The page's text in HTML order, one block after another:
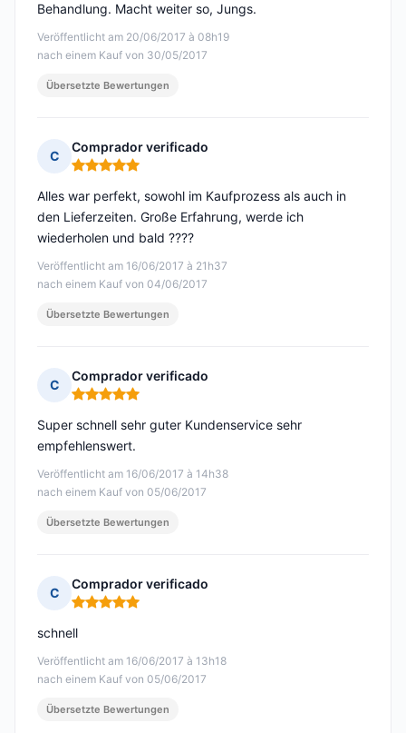
Veröffentlicht am 20/06/2017 à 08h19
nach einem Kauf von 30/05/2017
Behandlung. Macht weiter so, Jungs.
Übersetzte Bewertungen
C
Comprador verificado
Hinweis: 5 von 5
Veröffentlicht am 16/06/2017 à 21h37
nach einem Kauf von 04/06/2017
Alles war perfekt, sowohl im Kaufprozess als auch in
den Lieferzeiten. Große Erfahrung, werde ich
wiederholen und bald ????
Übersetzte Bewertungen
C
Comprador verificado
Hinweis: 5 von 5
Veröffentlicht am 16/06/2017 à 14h38
nach einem Kauf von 05/06/2017
Super schnell sehr guter Kundenservice sehr
empfehlenswert.
Übersetzte Bewertungen
C
Comprador verificado
Hinweis: 5 von 5
Veröffentlicht am 16/06/2017 à 13h18
nach einem Kauf von 05/06/2017
schnell
Übersetzte Bewertungen